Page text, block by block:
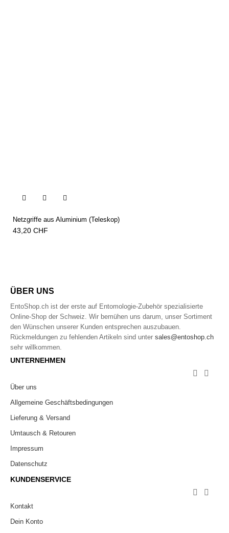
 
Netzgriffe aus Aluminium (Teleskop)
43,20 CHF
ÜBER UNS
EntoShop.ch ist der erste auf Entomologie-Zubehör spezialisierte
Online-Shop der Schweiz. Wir bemühen uns darum, unser Sortiment
den Wünschen unserer Kunden entsprechen auszubauen.
Rückmeldungen zu fehlenden Artikeln sind unter sales@entoshop.ch
sehr willkommen.
UNTERNEHMEN
 
Über uns
Allgemeine Geschäftsbedingungen
Lieferung & Versand
Umtausch & Retouren
Impressum
Datenschutz
KUNDENSERVICE
 
Kontakt
Dein Konto